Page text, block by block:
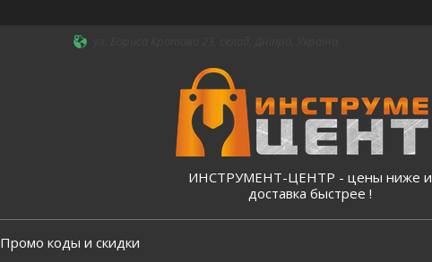
ИНСТРУМЕНТ-ЦЕНТР - цены ниже и
доставка быстрее !
Промо коды и скидки